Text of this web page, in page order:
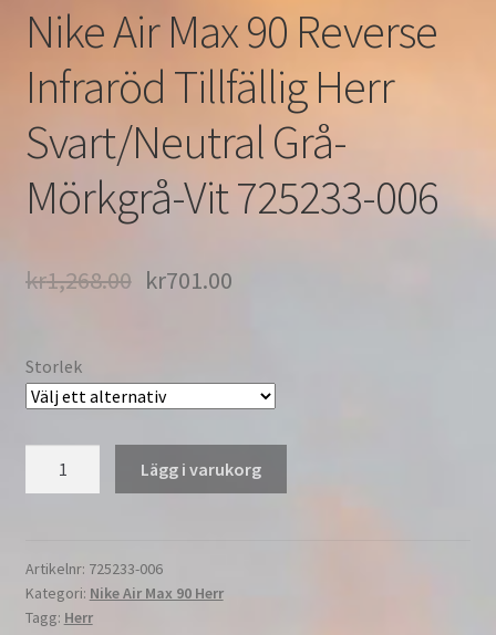
Nike Air Max 90 Reverse
Infraröd Tillfällig Herr
Svart/Neutral Grå-
Mörkgrå-Vit 725233-006
kr1,268.00 kr701.00
Storlek
Reverse
Infraröd
Tillfällig
Lägg i varukorg
Artikelnr: 725233-006
Kategori: Nike Air Max 90 Herr
Tagg: Herr